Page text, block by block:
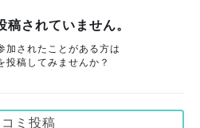
稿されていません。
加されたことがある方は
投稿してみませんか？
ミ投稿